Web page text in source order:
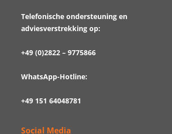
Telefonische ondersteuning en
adviesverstrekking op:
+49 (0)2822 – 9775866
WhatsApp-Hotline:
+49 151 64048781
Social Media